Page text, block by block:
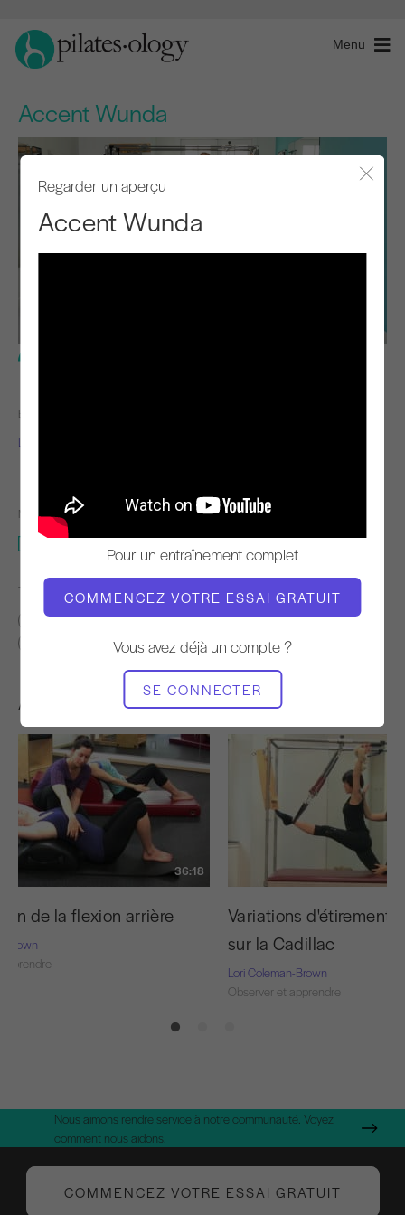
Menu
Accent Wunda
Regarder un aperçu
Accent Wunda
Pour un entraînement complet
COMMENCEZ VOTRE ESSAI GRATUIT
Vous avez déjà un compte ?
SE CONNECTER
ENSEIGNANT
Lori Coleman-Brown
MATÉRIEL NÉCESSAIRE
Chaise Wunda
TROUVER DES COURS SIMILAIRES POUR
Intermédiaire
10 - 20 min
20 - 30 min
Autres séances d'entraînement
36:18
de la flexion arrière
Brown
Variations
sur la Cadillac
Lori Coleman-Brown
Observer et apprendre
Nous aimons rendre service à notre communauté. Voyez
comment nous aidons.
COMMENCEZ VOTRE ESSAI GRATUIT